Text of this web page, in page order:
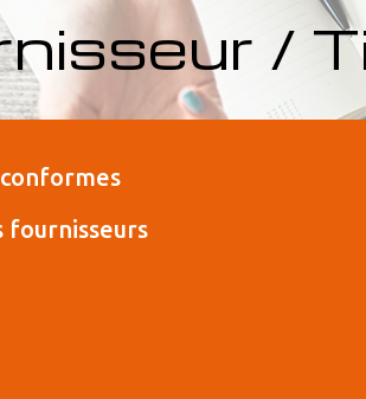
/
fournisseurs